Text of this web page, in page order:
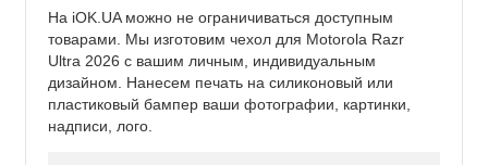
На iOK.UA можно не ограничиваться доступным
товарами. Мы изготовим чехол для Motorola Razr
Ultra 2026 с вашим личным, индивидуальным
дизайном. Нанесем печать на силиконовый или
пластиковый бампер ваши фотографии, картинки,
надписи, лого.